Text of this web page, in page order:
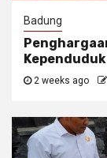
Badung
2 weeks ago